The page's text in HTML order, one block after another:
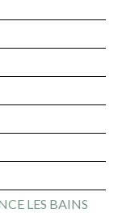
LES BAINS